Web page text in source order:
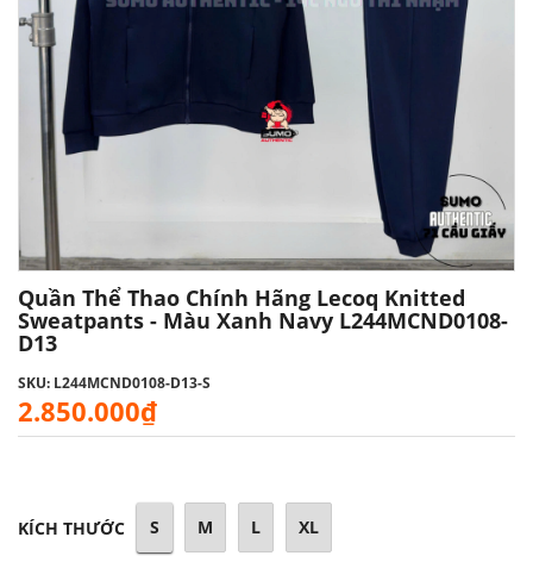
Quần Thể Thao Chính Hãng Lecoq Knitted
Sweatpants - Màu Xanh Navy L244MCND0108-
D13
SKU: L244MCND0108-D13-S
2.850.000₫
KÍCH THƯỚC S M L XL